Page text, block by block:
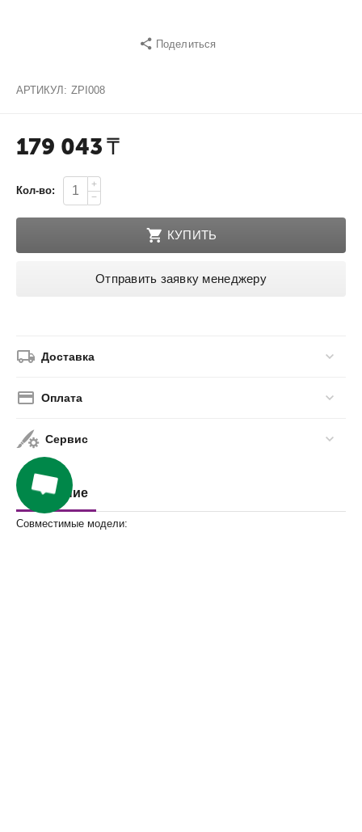
Поделиться
АРТИКУЛ: ZPI008
179 043₸
Кол-во:
+
−
КУПИТЬ
Отправить заявку менеджеру
Доставка
Оплата
Сервис
Описание
Совместимые модели: